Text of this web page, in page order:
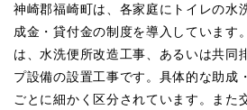
神崎郡福崎町は、各家庭にトイレの水
成金・貸付金の制度を導入しています
は、水洗便所改造工事、あるいは共同
プ設備の設置工事です。具体的な助成
ごとに細かく区分されています。また